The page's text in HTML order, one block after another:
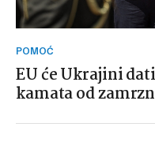
POMOĆ
EU će Ukrajini
kamata od